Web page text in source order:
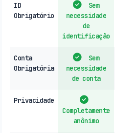
ID
Obrigatório
Sem
necessidade
de
identificação
Conta
Obrigatória
Sem
necessidade
de conta
Privacidade
Completamente
anônimo